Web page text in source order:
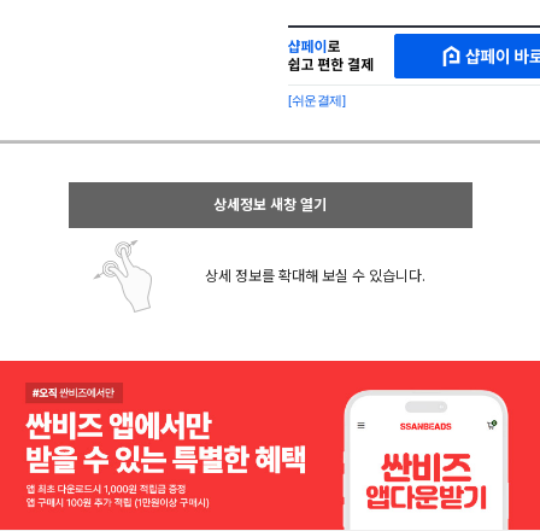
MAKESHOP
SHOPPAY
로
간
구
샵
페
페
이
구
[쉬운결제]
상세정보 새창 열기
상세 정보를 확대해 보실 수 있습니다.